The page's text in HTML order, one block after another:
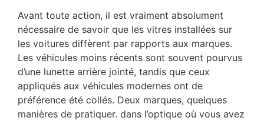
Avant toute action, il est vraiment absolument
nécessaire de savoir que les vitres installées sur
les voitures diffèrent par rapports aux marques.
Les véhicules moins récents sont souvent pourvus
d’une lunette arrière jointé, tandis que ceux
appliqués aux véhicules modernes ont de
préférence été collés. Deux marques, quelques
manières de pratiquer. dans l’optique où vous avez